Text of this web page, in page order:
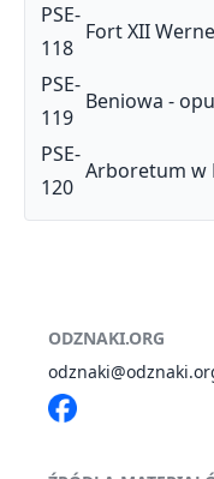
PSE-
118
Fort XII
PSE-
119
Beniowa -
PSE-
120
Arboretum w
ODZNAKI.ORG